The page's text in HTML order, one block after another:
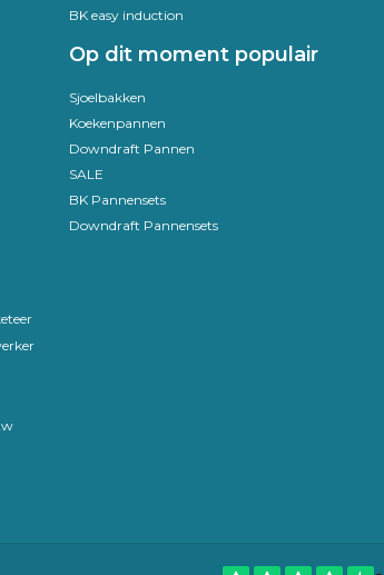
BK easy induction
Op dit moment populair
Sjoelbakken
Koekenpannen
Downdraft Pannen
SALE
BK Pannensets
Downdraft Pannensets